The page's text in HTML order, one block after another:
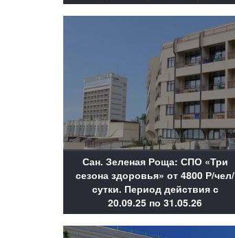
Сан. Зеленая Роща: СПО «Три
сезона здоровья» от 4800 Р/чел/
сутки. Период действия с
20.09.25 по 31.05.26